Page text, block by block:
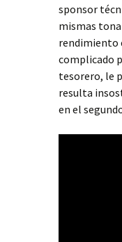
sponsor
mismas
rendimiento
complicado
tesorero, le
resulta
en el